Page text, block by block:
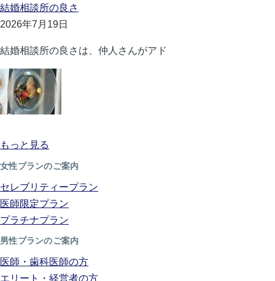
結婚相談所の良さ
2026年7月19日
結婚相談所の良さは、仲人さんがアド
もっと見る
女性プランのご案内
セレブリティープラン
医師限定プラン
プラチナプラン
男性プランのご案内
医師・歯科医師の方
エリート・経営者の方